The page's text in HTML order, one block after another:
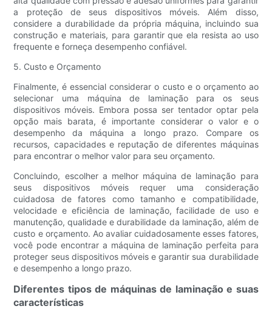
a proteção de seus dispositivos móveis. Além disso,
considere a durabilidade da própria máquina, incluindo sua
construção e materiais, para garantir que ela resista ao uso
frequente e forneça desempenho confiável.
5. Custo e Orçamento
Finalmente, é essencial considerar o custo e o orçamento ao
selecionar uma máquina de laminação para os seus
dispositivos móveis. Embora possa ser tentador optar pela
opção mais barata, é importante considerar o valor e o
desempenho da máquina a longo prazo. Compare os
recursos, capacidades e reputação de diferentes máquinas
para encontrar o melhor valor para seu orçamento.
Concluindo, escolher a melhor máquina de laminação para
seus dispositivos móveis requer uma consideração
cuidadosa de fatores como tamanho e compatibilidade,
velocidade e eficiência de laminação, facilidade de uso e
manutenção, qualidade e durabilidade da laminação, além de
custo e orçamento. Ao avaliar cuidadosamente esses fatores,
você pode encontrar a máquina de laminação perfeita para
proteger seus dispositivos móveis e garantir sua durabilidade
e desempenho a longo prazo.
Diferentes tipos de máquinas de laminação e suas
características